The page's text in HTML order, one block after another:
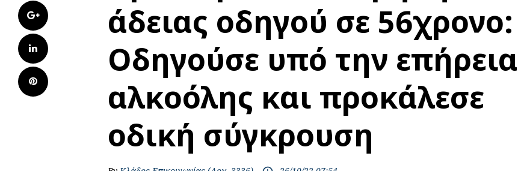
Google+
LinkedIn
Pinterest
άδειας οδηγού σε 56χρονο:
Οδηγούσε υπό την επήρεια
αλκοόλης και προκάλεσε
οδική σύγκρουση